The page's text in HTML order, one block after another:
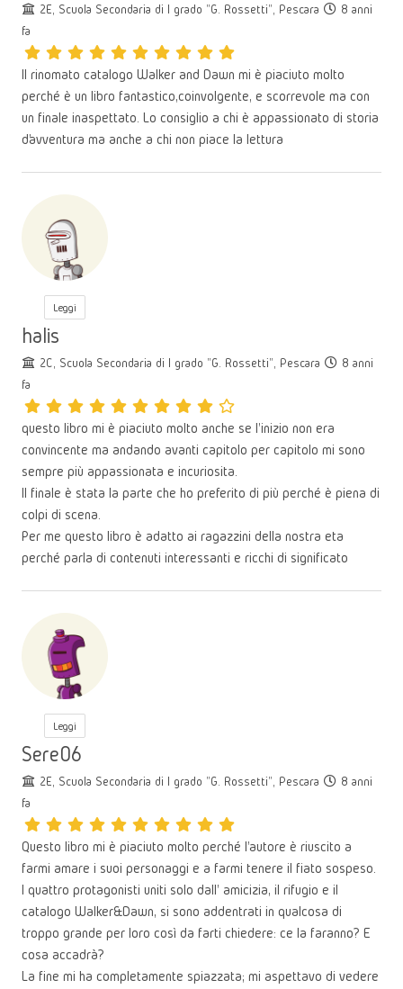
2E, Scuola Secondaria di I grado "G. Rossetti", Pescara
8 anni
fa
Il rinomato catalogo Walker and Dawn mi è piaciuto molto
perché è un libro fantastico,coinvolgente, e scorrevole ma con
un finale inaspettato. Lo consiglio a chi è appassionato di storia
d’avventura ma anche a chi non piace la lettura
Leggi
halis
2C, Scuola Secondaria di I grado "G. Rossetti", Pescara
8 anni
fa
questo libro mi è piaciuto molto anche se l'inizio non era
convincente ma andando avanti capitolo per capitolo mi sono
sempre più appassionata e incuriosita.
Il finale è stata la parte che ho preferito di più perché è piena di
colpi di scena.
Per me questo libro è adatto ai ragazzini della nostra eta
perché parla di contenuti interessanti e ricchi di significato
Leggi
Sere06
2E, Scuola Secondaria di I grado "G. Rossetti", Pescara
8 anni
fa
Questo libro mi è piaciuto molto perché l'autore è riuscito a
farmi amare i suoi personaggi e a farmi tenere il fiato sospeso.
I quattro protagonisti uniti solo dall' amicizia, il rifugio e il
catalogo Walker&Dawn, si sono addentrati in qualcosa di
troppo grande per loro così da farti chiedere: ce la faranno? E
cosa accadrà?
La fine mi ha completamente spiazzata; mi aspettavo di vedere